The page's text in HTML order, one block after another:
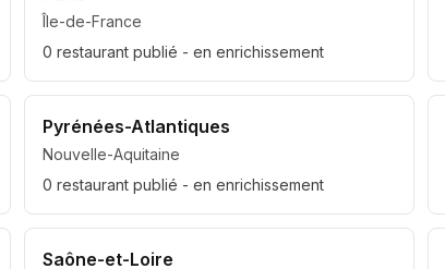
Île-de-France
0 restaurantpublié - en enrichissement
Pyrénées-Atlantiques
Nouvelle-Aquitaine
0 restaurantpublié - en enrichissement
Saône-et-Loire